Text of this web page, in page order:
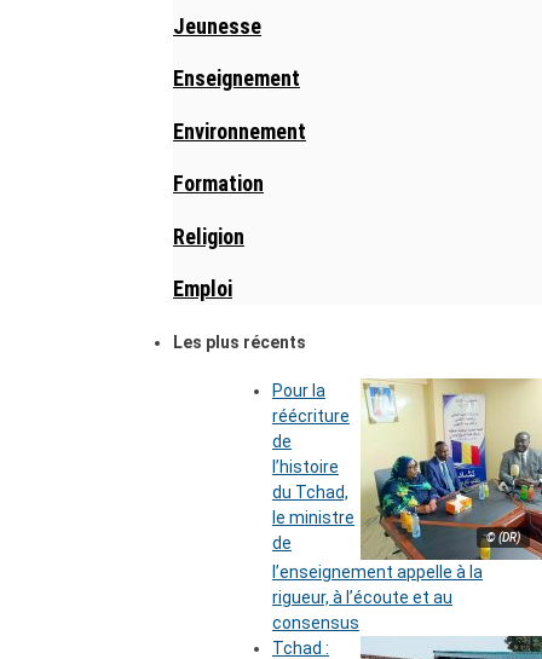
Jeunesse
Enseignement
Environnement
Formation
Religion
Emploi
Les plus récents
© (DR)
Pour la
réécriture
de
l’histoire
du Tchad,
le ministre
de
l’enseignement appelle à la
rigueur, à l’écoute et au
consensus
Tchad :